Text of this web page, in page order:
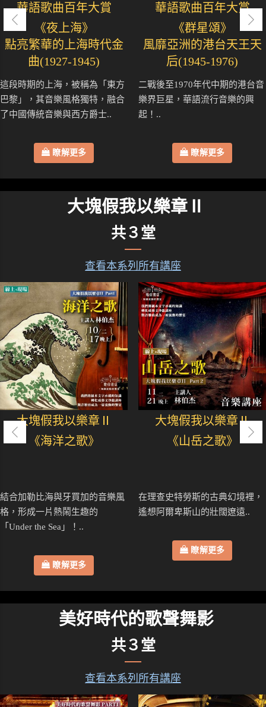
華語歌曲百年大賞
《夜上海》
點亮繁華的上海時代金
曲(1927-1945)
這段時期的上海，被稱為「東方
巴黎」，其音樂風格獨特，融合
了中國傳統音樂與西方爵士..
瞭解更多
華語歌曲百年大賞
《群星頌》
風靡亞洲的港台天王天
后(1945-1976)
二戰後至1970年代中期的港台音
樂界巨星，華語流行音樂的興
起！..
瞭解更多
大塊假我以樂章Ⅱ
共３堂
查看本系列所有講座
大塊假我以樂章Ⅱ
《海洋之歌》
結合加勒比海與牙買加的音樂風
格，形成一片熱鬧生趣的
「Under the Sea」！..
瞭解更多
大塊假我以樂章Ⅱ
《山岳之歌》
在理查史特勞斯的古典幻境裡，
遙想阿爾卑斯山的壯闊遼遠..
瞭解更多
美好時代的歌聲舞影
共３堂
查看本系列所有講座